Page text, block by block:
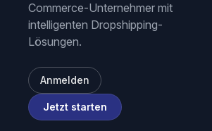
Commerce-Unternehmer mit
intelligenten Dropshipping-
Lösungen.
Anmelden
Jetzt starten